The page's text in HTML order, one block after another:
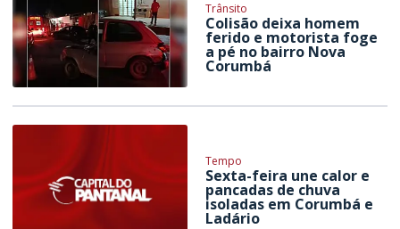
Trânsito
Colisão deixa homem
ferido e motorista foge
a pé no bairro Nova
Corumbá
Tempo
Sexta-feira une calor e
pancadas de chuva
isoladas em Corumbá e
Ladário